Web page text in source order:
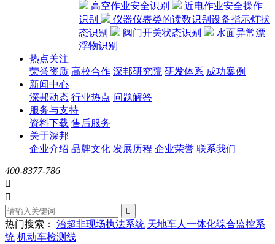
高空作业安全识别
近电作业安全操作
识别
仪器仪表类的读数识别设备指示灯状
态识别
阀门开关状态识别
水面异常漂
浮物识别
热点关注
荣誉资质 高校合作 深邦研究院 研发体系 成功案例
新闻中心
深邦动态 行业热点 问题解答
服务与支持
资料下载 售后服务
关于深邦
企业介绍 品牌文化 发展历程 企业荣誉 联系我们
400-8377-786



热门搜索： 治超非现场执法系统 天地车人一体化综合监控系
统 机动车检测线